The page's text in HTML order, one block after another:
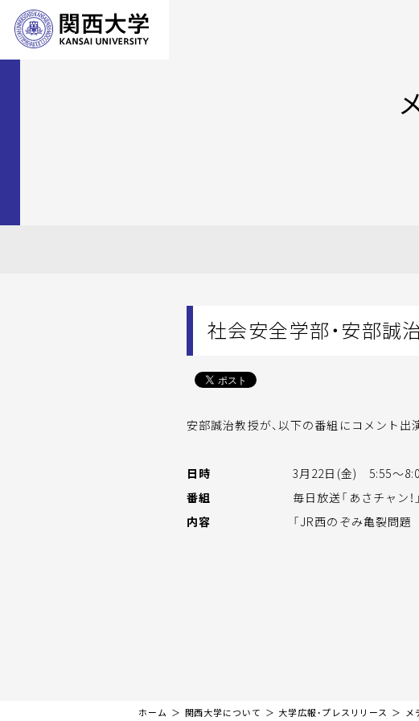
社会安全学部・安部誠
安部誠治教授が、以下の番組にコメント出
日時
3月22日(金) 5:55～
番組
毎日放送「あさチャン！」
内容
「JR西のぞみ亀裂問
ホーム 関西大学について 大学広報・プレスリリース メ